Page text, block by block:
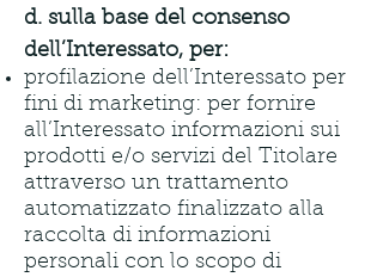
d. sulla base del consenso
dell’Interessato, per:
profilazione dell’Interessato per
fini di marketing: per fornire
all’Interessato informazioni sui
prodotti e/o servizi del Titolare
attraverso un trattamento
automatizzato finalizzato alla
raccolta di informazioni
personali con lo scopo di